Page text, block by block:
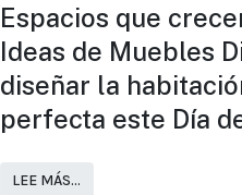
Espacios que
Ideas de Muebles
diseñar la
perfecta este Día
LEE MÁS…